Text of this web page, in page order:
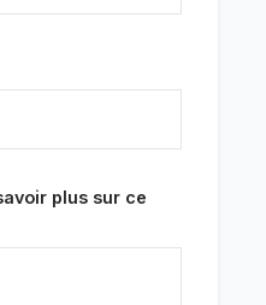
plus sur ce